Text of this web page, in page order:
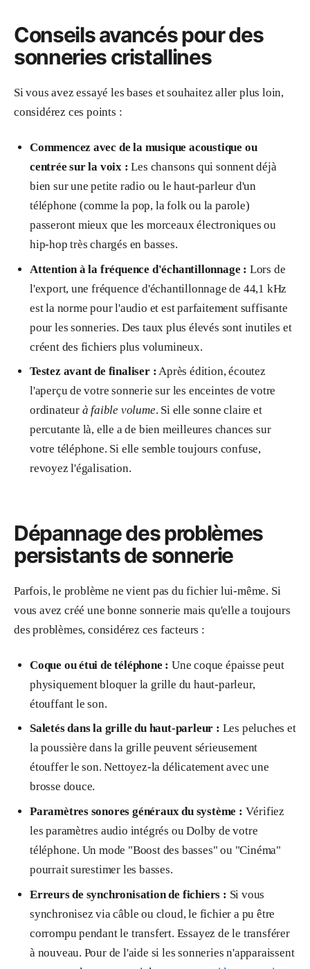
Conseils avancés pour des
sonneries cristallines
Si vous avez essayé les bases et souhaitez aller plus loin,
considérez ces points :
Commencez avec de la musique acoustique ou
centrée sur la voix : Les chansons qui sonnent déjà
bien sur une petite radio ou le haut-parleur d'un
téléphone (comme la pop, la folk ou la parole)
passeront mieux que les morceaux électroniques ou
hip-hop très chargés en basses.
Attention à la fréquence d'échantillonnage : Lors de
l'export, une fréquence d'échantillonnage de 44,1 kHz
est la norme pour l'audio et est parfaitement suffisante
pour les sonneries. Des taux plus élevés sont inutiles et
créent des fichiers plus volumineux.
Testez avant de finaliser : Après édition, écoutez
l'aperçu de votre sonnerie sur les enceintes de votre
ordinateur à faible volume. Si elle sonne claire et
percutante là, elle a de bien meilleures chances sur
votre téléphone. Si elle semble toujours confuse,
revoyez l'égalisation.
Dépannage des problèmes
persistants de sonnerie
Parfois, le problème ne vient pas du fichier lui-même. Si
vous avez créé une bonne sonnerie mais qu'elle a toujours
des problèmes, considérez ces facteurs :
Coque ou étui de téléphone : Une coque épaisse peut
physiquement bloquer la grille du haut-parleur,
étouffant le son.
Saletés dans la grille du haut-parleur : Les peluches et
la poussière dans la grille peuvent sérieusement
étouffer le son. Nettoyez-la délicatement avec une
brosse douce.
Paramètres sonores généraux du système : Vérifiez
les paramètres audio intégrés ou Dolby de votre
téléphone. Un mode "Boost des basses" ou "Cinéma"
pourrait surestimer les basses.
Erreurs de synchronisation de fichiers : Si vous
synchronisez via câble ou cloud, le fichier a pu être
corrompu pendant le transfert. Essayez de le transférer
à nouveau. Pour de l'aide si les sonneries n'apparaissent